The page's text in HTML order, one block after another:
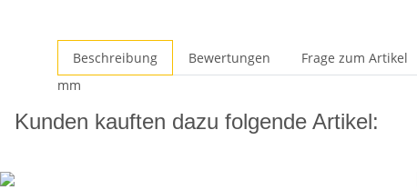
Beschreibung Bewertungen
Frage zum Artikel
mm
Kunden kauften dazu folgende Artikel: